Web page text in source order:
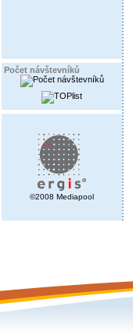
Počet návštevníků
©2008 Mediapool